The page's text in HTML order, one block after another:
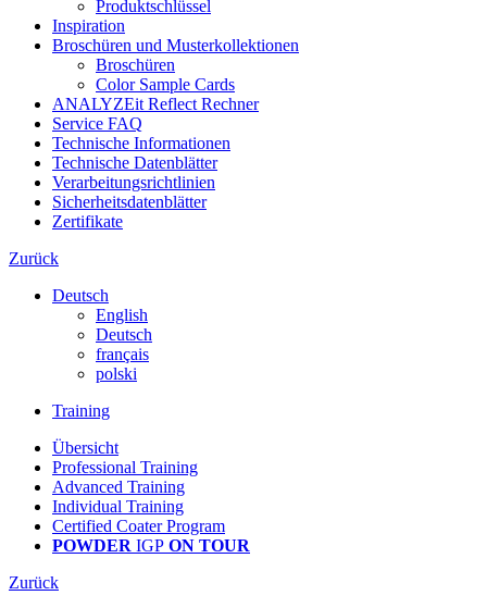
Produktschlüssel
Inspiration
Broschüren und Musterkollektionen
Broschüren
Color Sample Cards
ANALYZEit Reflect Rechner
Service FAQ
Technische Informationen
Technische Datenblätter
Verarbeitungsrichtlinien
Sicherheitsdatenblätter
Zertifikate
Zurück
Deutsch
English
Deutsch
français
polski
Training
Übersicht
Professional Training
Advanced Training
Individual Training
Certified Coater Program
POWDER IGP ON TOUR
Zurück